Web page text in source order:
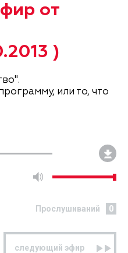
от
)
или то, что
Прослушиваний 0
следующий эфир